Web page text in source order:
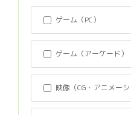
ゲーム（PC）
ゲーム（アーケード）
映像（CG・アニメーシ